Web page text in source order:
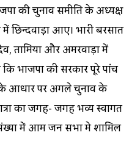
की चुनाव समीति के अध्यक्ष
में छिन्दवाड़ा आए। भारी बरसात
तामिया और अमरवाड़ा में
भाजपा की सरकार पूरे पांच
के आधार पर अगले चुनाव के
का जगह- जगह भव्य स्वागत
में आम जन सभा मे शामिल